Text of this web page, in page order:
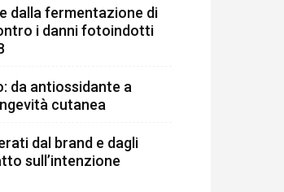
dalla fermentazione di
i danni fotoindotti
da antiossidante a
cutanea
dal brand e dagli
sull’intenzione